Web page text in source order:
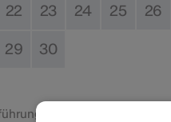
22 23 24 25 26
29 30